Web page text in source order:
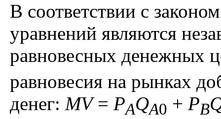
В соответствии с
уравнений являются
равновесных денежных
равновесия на рынках
денег: MV= PAQA0 + PB